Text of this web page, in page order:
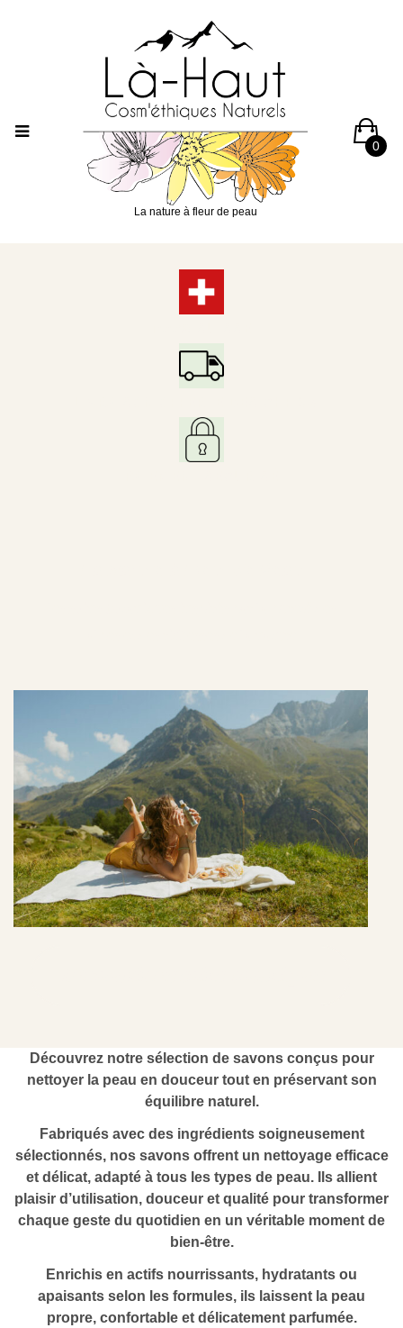
La nature à fleur de peau
0
Découvrez notre sélection de savons conçus pour
nettoyer la peau en douceur tout en préservant son
équilibre naturel.
Fabriqués avec des ingrédients soigneusement
sélectionnés, nos savons offrent un nettoyage efficace
et délicat, adapté à tous les types de peau. Ils allient
plaisir d’utilisation, douceur et qualité pour transformer
chaque geste du quotidien en un véritable moment de
bien-être.
Enrichis en actifs nourrissants, hydratants ou
apaisants selon les formules, ils laissent la peau
propre, confortable et délicatement parfumée.